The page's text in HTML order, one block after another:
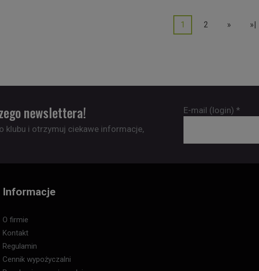
1 2 » »|
newslettera!
klubu i otrzymuj ciekawe informacje,
E-mail (login) *
Informacje
O firmie
Kontakt
Regulamin
Cennik wypożyczalni